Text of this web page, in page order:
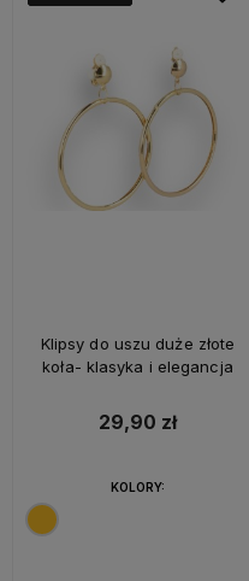
Klipsy do uszu duże złote
koła- klasyka i elegancja
29,90 zł
KOLORY: